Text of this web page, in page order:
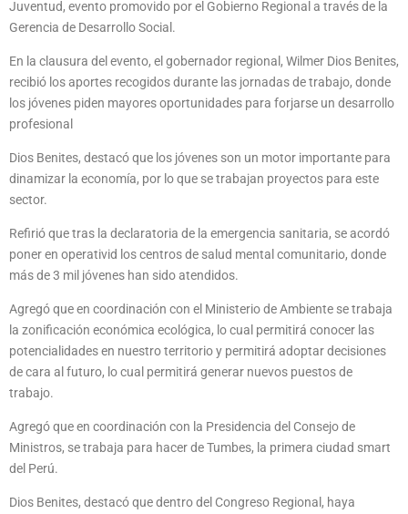
Juventud, evento promovido por el Gobierno Regional a través de la
Gerencia de Desarrollo Social.
En la clausura del evento, el gobernador regional, Wilmer Dios Benites,
recibió los aportes recogidos durante las jornadas de trabajo, donde
los jóvenes piden mayores oportunidades para forjarse un desarrollo
profesional
Dios Benites, destacó que los jóvenes son un motor importante para
dinamizar la economía, por lo que se trabajan proyectos para este
sector.
Refirió que tras la declaratoria de la emergencia sanitaria, se acordó
poner en operativid los centros de salud mental comunitario, donde
más de 3 mil jóvenes han sido atendidos.
Agregó que en coordinación con el Ministerio de Ambiente se trabaja
la zonificación económica ecológica, lo cual permitirá conocer las
potencialidades en nuestro territorio y permitirá adoptar decisiones
de cara al futuro, lo cual permitirá generar nuevos puestos de
trabajo.
Agregó que en coordinación con la Presidencia del Consejo de
Ministros, se trabaja para hacer de Tumbes, la primera ciudad smart
del Perú.
Dios Benites, destacó que dentro del Congreso Regional, haya